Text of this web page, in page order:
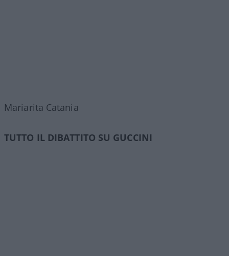
Mariarita Catania
TUTTO IL DIBATTITO SU GUCCINI